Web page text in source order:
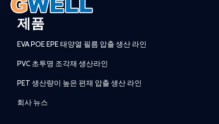
제품
EVA POE EPE 태양열 필름 압출 생산 라인
PVC 초투명 조각재 생산라인
PET 생산량이 높은 편재 압출 생산 라인
회사 뉴스